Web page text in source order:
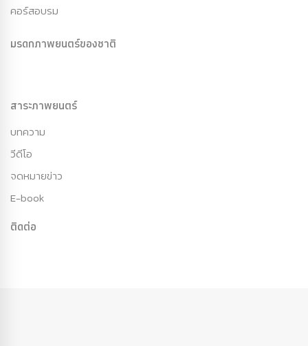
คอร์สอบรม
มรดกภาพยนตร์ของชาติ
สาระภาพยนตร์
บทความ
วีดีโอ
จดหมายข่าว
E-book
ติดต่อ